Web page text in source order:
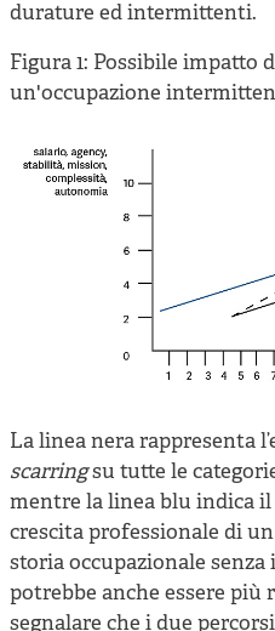
durature ed intermittenti.
Figura 1: Possibile impatto
un'occupazione
La linea nera rappresenta
scarringsu tutte le
mentre la linea blu indica
crescita professionale di
storia occupazionale
potrebbe anche essere più
segnalare che i due